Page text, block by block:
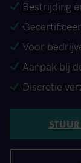
Bestrijding
Voor
Aanpak bij
Discretie